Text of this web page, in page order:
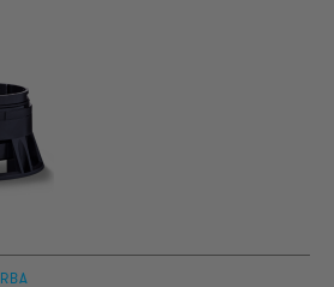
RBA